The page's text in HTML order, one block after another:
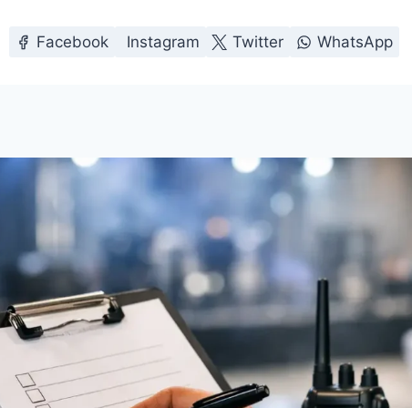
Facebook Instagram Twitter WhatsApp